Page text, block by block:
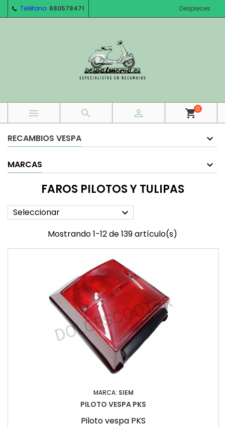
Teléfono: 680578471 Despieces
   shopping_cart0
RECAMBIOS VESPA
MARCAS
FAROS PILOTOS Y TULIPAS
Seleccionar 
Mostrando 1-12 de 139 artículo(s)
MARCA: SIEM
PILOTO VESPA PKS
Piloto vespa PKS